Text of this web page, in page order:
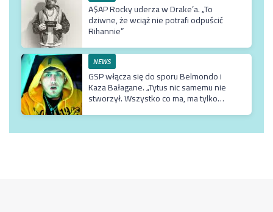
A$AP Rocky uderza w Drake’a. „To
dziwne, że wciąż nie potrafi odpuścić
Rihannie”
NEWS
GSP włącza się do sporu Belmondo i
Kaza Bałagane. „Tytus nic samemu nie
stworzył. Wszystko co ma, ma tylko
TVN-ie”